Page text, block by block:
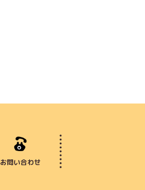
お問い合わせ